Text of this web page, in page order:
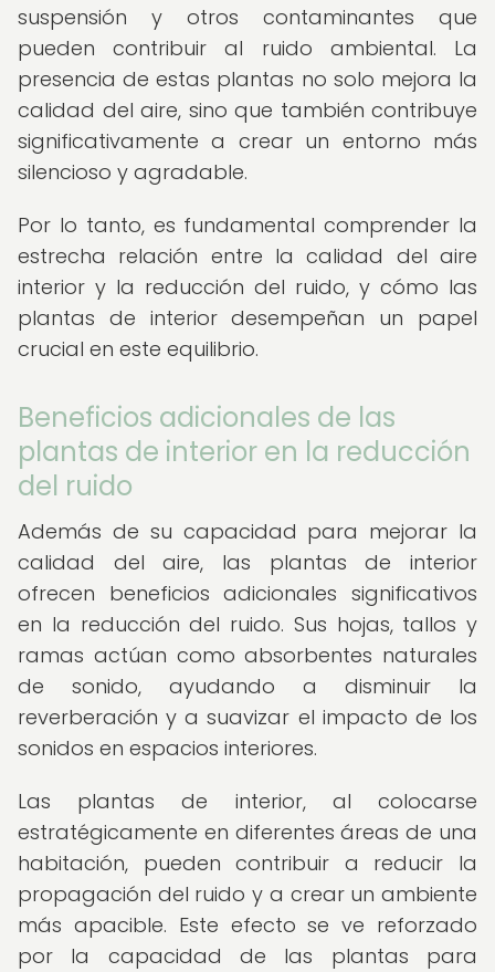
suspensión y otros contaminantes que
pueden contribuir al ruido ambiental. La
presencia de estas plantas no solo mejora la
calidad del aire, sino que también contribuye
significativamente a crear un entorno más
silencioso y agradable.
Por lo tanto, es fundamental comprender la
estrecha relación entre la calidad del aire
interior y la reducción del ruido, y cómo las
plantas de interior desempeñan un papel
crucial en este equilibrio.
Beneficios adicionales de las
plantas de interior en la reducción
del ruido
Además de su capacidad para mejorar la
calidad del aire, las plantas de interior
ofrecen beneficios adicionales significativos
en la reducción del ruido. Sus hojas, tallos y
ramas actúan como absorbentes naturales
de sonido, ayudando a disminuir la
reverberación y a suavizar el impacto de los
sonidos en espacios interiores.
Las plantas de interior, al colocarse
estratégicamente en diferentes áreas de una
habitación, pueden contribuir a reducir la
propagación del ruido y a crear un ambiente
más apacible. Este efecto se ve reforzado
por la capacidad de las plantas para